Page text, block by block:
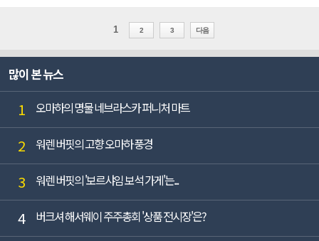
다.DB증권은 지난 1분기 매출액 1조752억원, 영업
1 2 3 다음
많이 본 뉴스
1 오마하의 명물 네브라스카 퍼니처 마트
2 워렌 버핏의 고향 오마하 풍경
3 워렌 버핏의 '보르샤임 보석 가게'는...
4 버크셔 해서웨이 주주총회 '상품 전시장'은?